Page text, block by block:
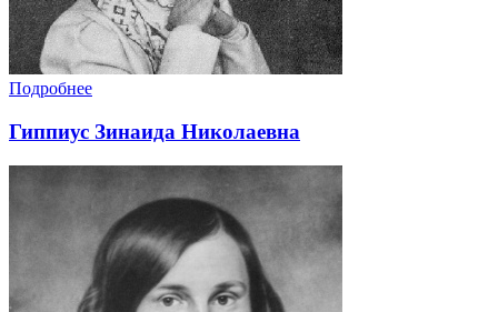
Подробнее
Гиппиус Зинаида Николаевна